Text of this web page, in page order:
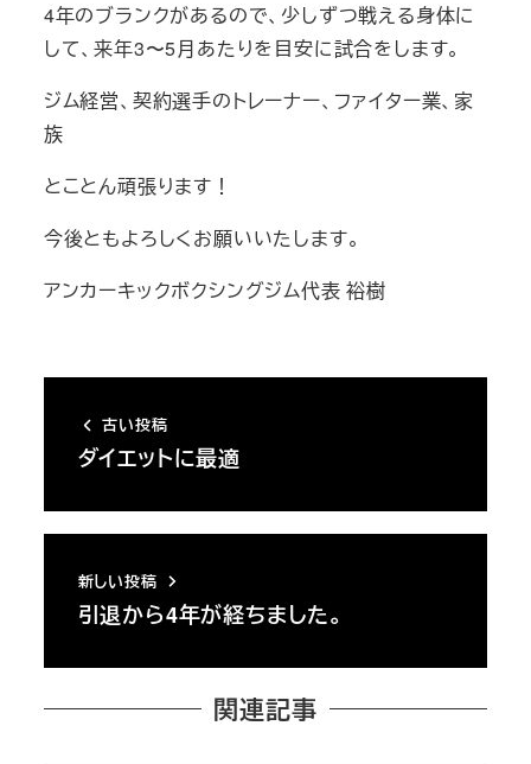
4年のブランクがあるので、少しずつ戦える身体に
して、来年3〜5月あたりを目安に試合をします。
ジム経営、契約選手のトレーナー、ファイター業、家
族
とことん頑張ります！
今後ともよろしくお願いいたします。
アンカーキックボクシングジム代表 裕樹
古い投稿
ダイエットに最適
新しい投稿
引退から4年が経ちました。
関連記事